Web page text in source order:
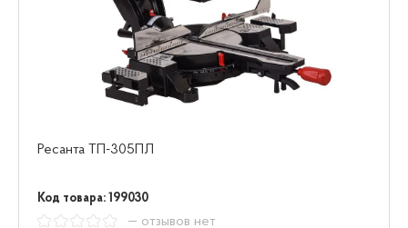
Ресанта ТП-305ПЛ
Код товара: 199030
— отзывов нет